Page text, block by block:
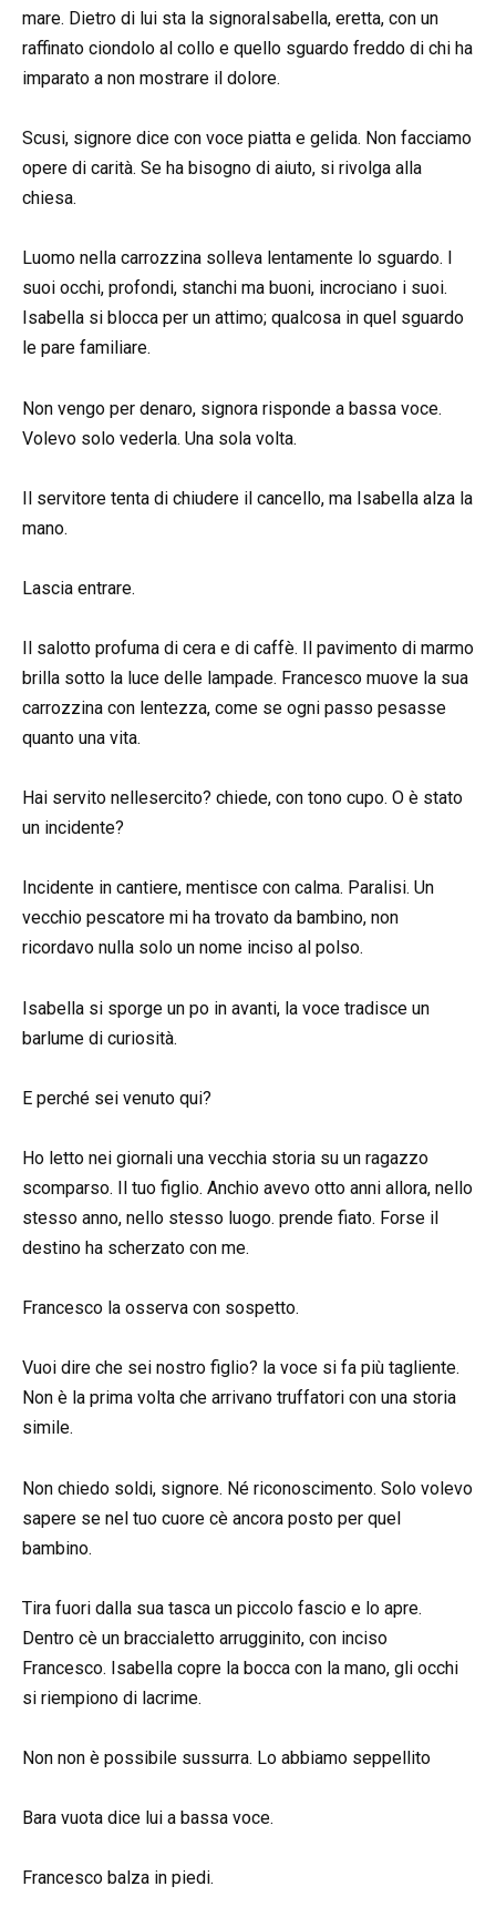
mare. Dietro di lui sta la signoraIsabella, eretta, con un
raffinato ciondolo al collo e quello sguardo freddo di chi ha
imparato a non mostrare il dolore.
Scusi, signore dice con voce piatta e gelida. Non facciamo
opere di carità. Se ha bisogno di aiuto, si rivolga alla
chiesa.
Luomo nella carrozzina solleva lentamente lo sguardo. I
suoi occhi, profondi, stanchi ma buoni, incrociano i suoi.
Isabella si blocca per un attimo; qualcosa in quel sguardo
le pare familiare.
Non vengo per denaro, signora risponde a bassa voce.
Volevo solo vederla. Una sola volta.
Il servitore tenta di chiudere il cancello, ma Isabella alza la
mano.
Lascia entrare.
Il salotto profuma di cera e di caffè. Il pavimento di marmo
brilla sotto la luce delle lampade. Francesco muove la sua
carrozzina con lentezza, come se ogni passo pesasse
quanto una vita.
Hai servito nellesercito? chiede, con tono cupo. O è stato
un incidente?
Incidente in cantier­e, mentisce con calma. Paralisi. Un
vecchio pescatore mi ha trovato da bambino, non
ricordavo nulla solo un nome inciso al polso.
Isabella si sporge un po in avanti, la voce tradisce un
barlume di curiosità.
E perché sei venuto qui?
Ho letto nei giornali una vecchia storia su un ragazzo
scomparso. Il tuo figlio. Anchio avevo otto anni allora, nello
stesso anno, nello stesso luogo. prende fiato. Forse il
destino ha scherzato con me.
Francesco la osserva con sospetto.
Vuoi dire che sei nostro figlio? la voce si fa più tagliente.
Non è la prima volta che arrivano truffatori con una storia
simile.
Non chiedo soldi, signore. Né riconoscimento. Solo volevo
sapere se nel tuo cuore cè ancora posto per quel
bambino.
Tira fuori dalla sua tasca un piccolo fascio e lo apre.
Dentro cè un braccialetto arrugginito, con inciso
Francesco. Isabella copre la bocca con la mano, gli occhi
si riempiono di lacrime.
Non non è possibile sussurra. Lo abbiamo seppellito
Bara vuota dice lui a bassa voce.
Francesco balza in piedi.